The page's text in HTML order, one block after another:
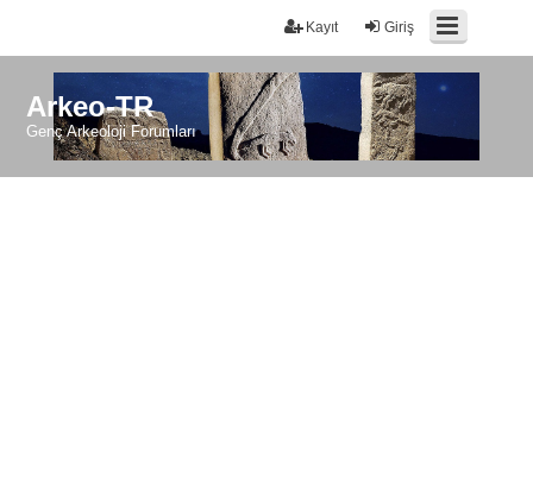
Giriş
Kayıt
Arkeo-TR
Genç Arkeoloji Forumları